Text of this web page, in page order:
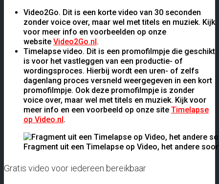
Video2Go. Dit is een korte video van 30 seconden
zonder voice over, maar wel met titels en muziek. Kijk
voor meer info en voorbeelden op onze
website Video2Go.nl.
Timelapse video. Dit is een promofilmpje die geschikt
is voor het vastleggen van een productie- of
wordingsproces. Hierbij wordt een uren- of zelfs
dagenlang proces versneld weergegeven in een kort
promofilmpje. Ook deze promofilmpje is zonder
voice over, maar wel met titels en muziek. Kijk voor
meer info en een voorbeeld op onze site Timelapse
op Video.nl.
Fragment uit een Timelapse op Video, het andere
Gratis video voor iedereen bereikbaar